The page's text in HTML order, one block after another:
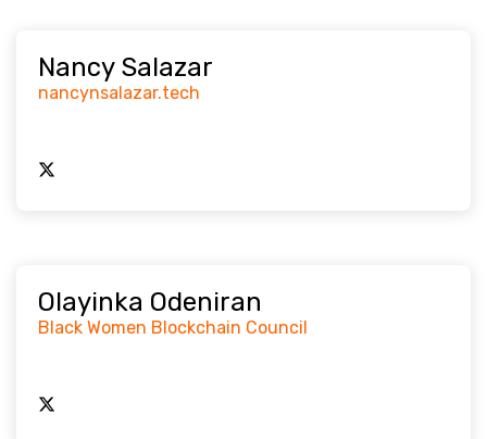
Nancy Salazar
nancynsalazar.tech
Olayinka Odeniran
Black Women Blockchain Council